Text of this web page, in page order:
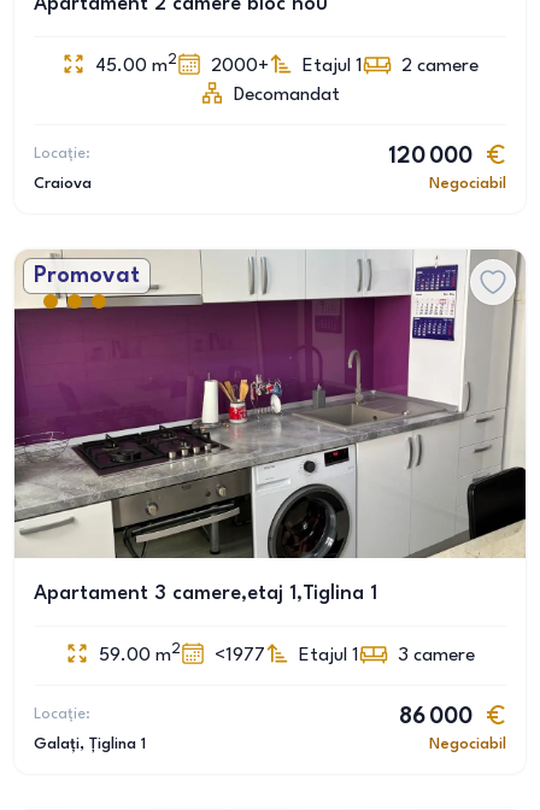
Apartament 2 camere bloc nou
45.00 m2 2000+ Etajul 1 2 camere
Decomandat
Locație:
Craiova
120 000
Negociabil
Promovat
Apartament 3 camere,etaj 1,Tiglina 1
59.00 m2 <1977 Etajul 1 3 camere
Locație:
Galați, Țiglina 1
86 000
Negociabil